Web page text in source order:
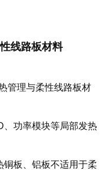
线路板材料
管理与柔性线路板材
、功率模块等局部发热
铜板、铝板不适用于柔